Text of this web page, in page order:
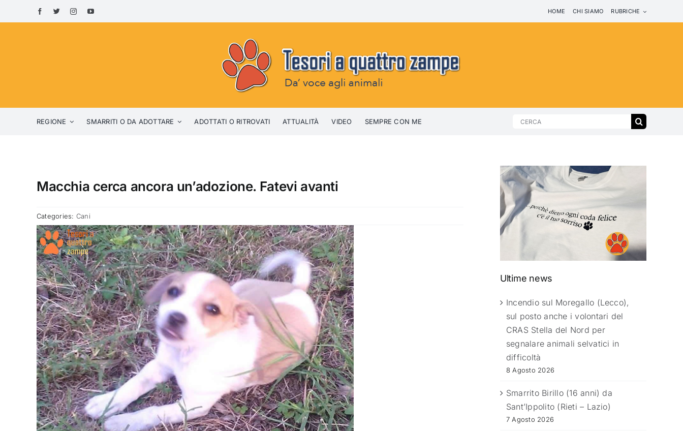
to
HOME CHI SIAMO RUBRICHE
REGIONE SMARRITI O DA ADOTTARE ADOTTATI O RITROVATI ATTUALITÀ VIDEO SEMPRE CON ME
Search
Macchia cerca ancora un’adozione. Fatevi avanti
Categories: Cani
Ultime news
Incendio sul Moregallo (Lecco),
sul posto anche i volontari del
CRAS Stella del Nord per
segnalare animali selvatici in
difficoltà
8 Agosto 2026
Smarrito Birillo (16 anni) da
Sant’Ippolito (Rieti – Lazio)
7 Agosto 2026